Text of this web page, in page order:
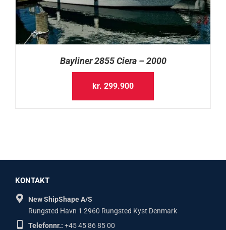
Bayliner 2855 Ciera – 2000
kr. 299.900
KONTAKT
New ShipShape A/S
Rungsted Havn 1 2960 Rungsted Kyst Denmark
Telefonnr.: +45 45 86 85 00